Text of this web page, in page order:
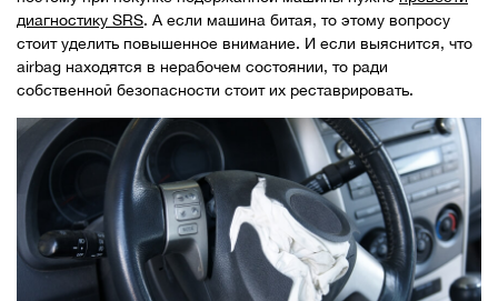
диагностику SRS. А если машина битая, то этому вопросу
стоит уделить повышенное внимание. И если выяснится, что
airbag находятся в нерабочем состоянии, то ради
собственной безопасности стоит их реставрировать.